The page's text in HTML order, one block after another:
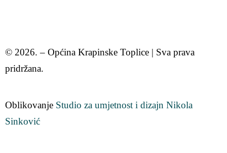
© 2026. – Općina Krapinske Toplice | Sva prava
pridržana.
Oblikovanje Studio za umjetnost i dizajn Nikola
Sinković